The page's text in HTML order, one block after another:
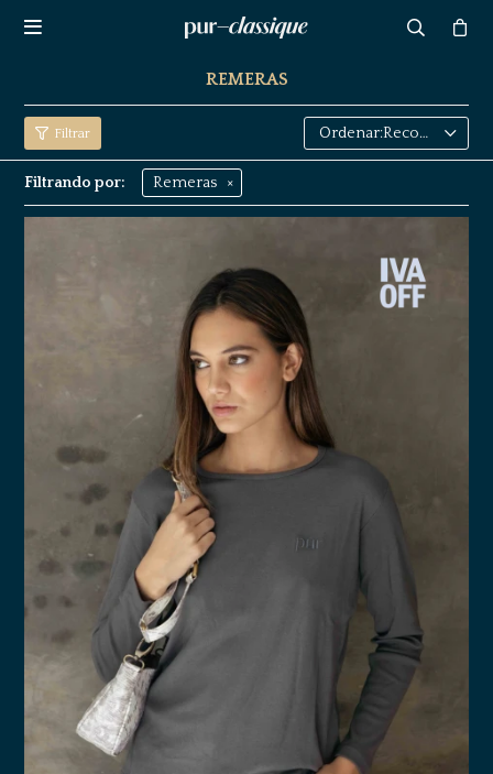

REMERAS
Recomendados
Filtrando por: Remeras